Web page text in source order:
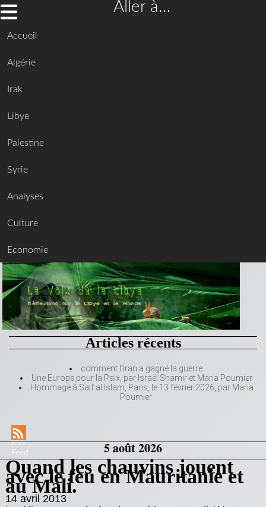
Aller à…
Accueil
Algérie
Irak
Libye
Palestine
Syrie
Analyses
Culture
Economie
Articles récents
comment l’Iran a gagné la guerre
Une Europe pour la Paix, par Israël Shamir et Maria Poumier
Hommage à Saif al Islam, Paris, le 13 février 2026, par Maria
Poumier
RSS
Feed
5 août 2026
Quand les chauvins jouent
avec le feu en Mauritanie et
au Mali.
14 avril 2013